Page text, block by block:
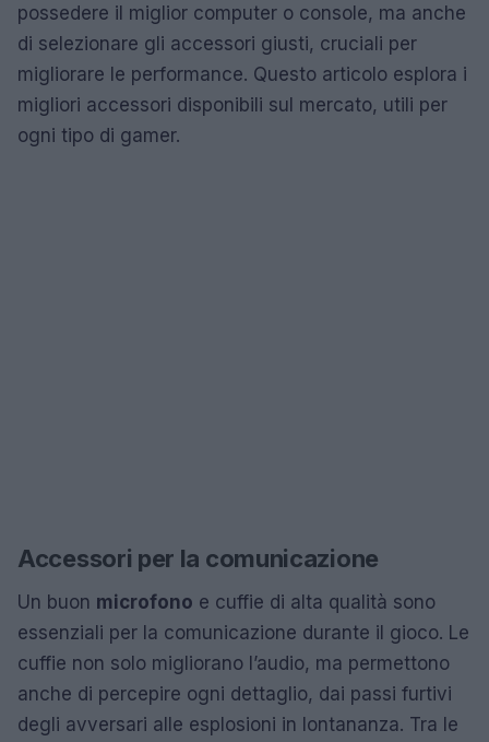
possedere il miglior computer o console, ma anche
di selezionare gli accessori giusti, cruciali per
migliorare le performance. Questo articolo esplora i
migliori accessori disponibili sul mercato, utili per
ogni tipo di gamer.
Accessori per la comunicazione
Un buon microfono e cuffie di alta qualità sono
essenziali per la comunicazione durante il gioco. Le
cuffie non solo migliorano l’audio, ma permettono
anche di percepire ogni dettaglio, dai passi furtivi
degli avversari alle esplosioni in lontananza. Tra le